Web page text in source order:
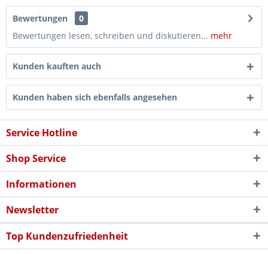
Bewertungen
0
Bewertungen lesen, schreiben und diskutieren... mehr
Kunden kauften auch
Kunden haben sich ebenfalls angesehen
Service Hotline
Shop Service
Informationen
Newsletter
Top Kundenzufriedenheit